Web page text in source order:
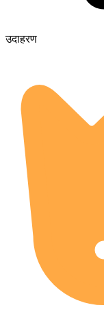
उदाहरण